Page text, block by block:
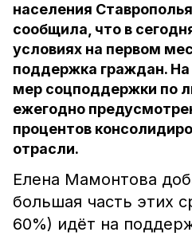
населения
сообщила, что в
условиях на первом
поддержка граждан.
мер соцподдержки по
ежегодно
процентов
отрасли.
Елена Мамонтова
большая часть этих
60%) идёт на